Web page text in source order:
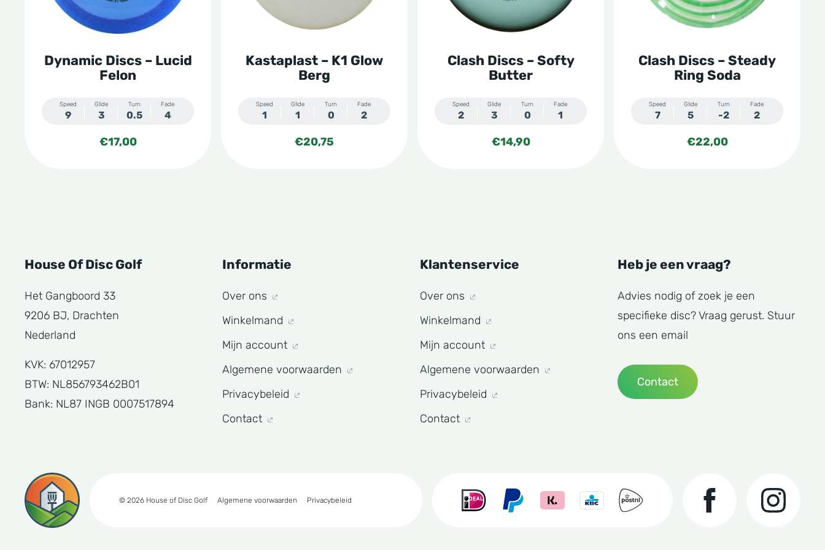
Dynamic Discs – Lucid
Felon
Speed
9
Glide
3
Turn
0.5
Fade
4
€17,00
optie
worden
Kastaplast – K1 Glow
Berg
Speed
1
Glide
1
Turn
0
Fade
2
€20,75
optie
worden
Clash Discs – Softy
Butter
Speed
2
Glide
3
Turn
0
Fade
1
€14,90
optie
worden
Clash Discs – Steady
Ring Soda
Speed
7
Glide
5
Turn
-2
Fade
2
€22,00
optie
worden
House Of Disc Golf
Het Gangboord 33
9206 BJ, Drachten
Nederland
KVK: 67012957
BTW: NL856793462B01
Bank: NL87 INGB 0007517894
Informatie
Over ons
Winkelmand
Mijn account
Algemene voorwaarden
Privacybeleid
Contact
Klantenservice
Over ons
Winkelmand
Mijn account
Algemene voorwaarden
Privacybeleid
Contact
Heb je een vraag?
Advies nodig of zoek je een
specifieke disc? Vraag gerust. Stuur
ons een email
Contact
© 2026 House of Disc Golf Algemene voorwaarden Privacybeleid